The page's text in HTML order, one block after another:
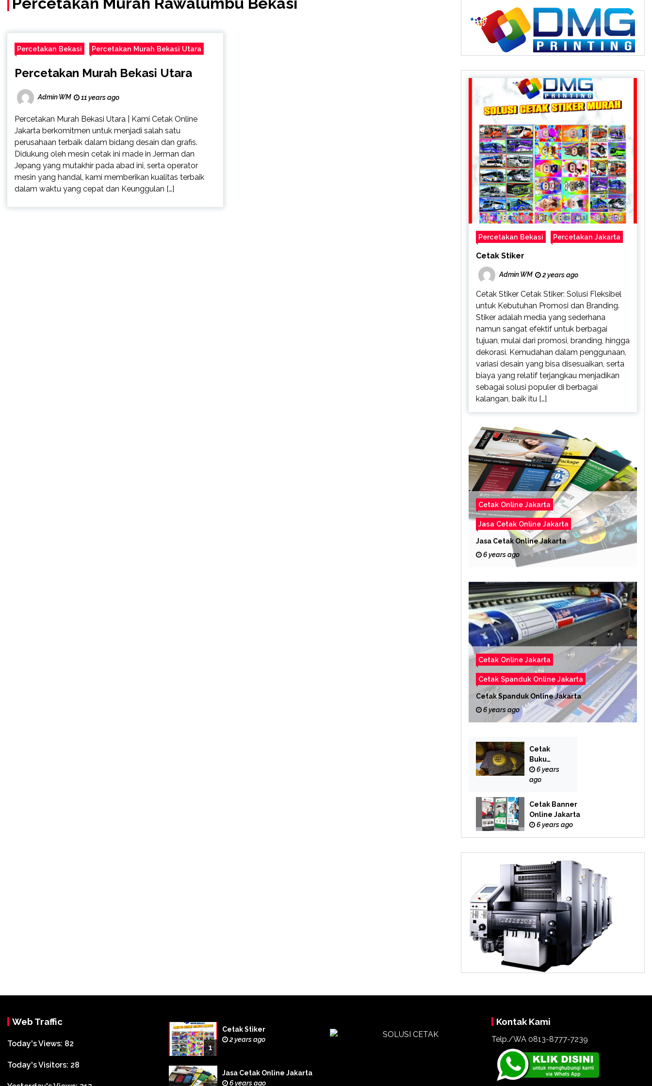
Percetakan Bekasi Percetakan Murah Bekasi Utara
Percetakan Murah Bekasi Utara
Admin WM 11 years ago
Percetakan Murah Bekasi Utara | Kami Cetak Online
Jakarta berkomitmen untuk menjadi salah satu
perusahaan terbaik dalam bidang desain dan grafis.
Didukung oleh mesin cetak ini made in Jerman dan
Jepang yang mutakhir pada abad ini, serta operator
mesin yang handal, kami memberikan kualitas terbaik
dalam waktu yang cepat dan Keunggulan […]
Percetakan Bekasi Percetakan Jakarta
Cetak Stiker
Admin WM 2 years ago
Cetak Stiker Cetak Stiker: Solusi Fleksibel
untuk Kebutuhan Promosi dan Branding.
Stiker adalah media yang sederhana
namun sangat efektif untuk berbagai
tujuan, mulai dari promosi, branding, hingga
dekorasi. Kemudahan dalam penggunaan,
variasi desain yang bisa disesuaikan, serta
biaya yang relatif terjangkau menjadikan
sebagai solusi populer di berbagai
kalangan, baik itu […]
Cetak Online Jakarta
Jasa Cetak Online Jakarta
Jasa Cetak Online Jakarta
6 years ago
Cetak Online Jakarta
Cetak Spanduk Online Jakarta
Cetak Spanduk Online Jakarta
6 years ago
Cetak
Buku
Yasin
Online
6 years
ago
Cetak Banner
Online Jakarta
6 years ago
Web Traffic
Today's Views: 82
Today's Visitors: 28
1
Cetak Stiker
2 years ago
Jasa Cetak Online Jakarta
6 years ago
Kontak Kami
Telp./WA 0813-8777-7239